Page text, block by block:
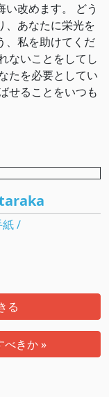
改めます。 どう
、あなたに栄光を
、私を助けてくだ
ないことをしてし
たを必要としてい
せることをいつも
紙 /
る
べきか »